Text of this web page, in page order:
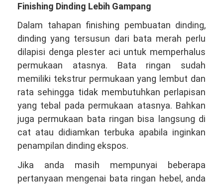
Finishing Dinding Lebih Gampang
Dalam tahapan finishing pembuatan dinding,
dinding yang tersusun dari bata merah perlu
dilapisi denga plester aci untuk memperhalus
permukaan atasnya. Bata ringan sudah
memiliki tekstrur permukaan yang lembut dan
rata sehingga tidak membutuhkan perlapisan
yang tebal pada permukaan atasnya. Bahkan
juga permukaan bata ringan bisa langsung di
cat atau didiamkan terbuka apabila inginkan
penampilan dinding ekspos.
Jika anda masih mempunyai beberapa
pertanyaan mengenai bata ringan hebel, anda